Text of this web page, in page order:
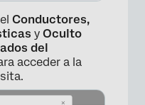
×
Conductores,
y Oculto
del
acceder a la